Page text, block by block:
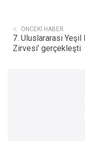
ÖNCEKI HABER
7. Uluslararası
Zirvesi’ gerçekleşti